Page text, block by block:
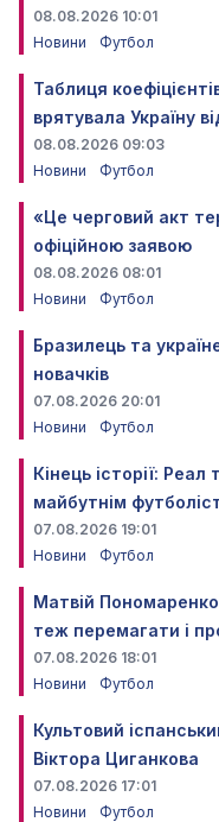
08.08.2026 10:01
Новини
Футбол
Таблиця
врятувала Україну
08.08.2026 09:03
Новини
Футбол
«Це черговий акт
офіційною заявою
08.08.2026 08:01
Новини
Футбол
Бразилець та
новачків
07.08.2026 20:01
Новини
Футбол
Кінець історії: Реал
майбутнім
07.08.2026 19:01
Новини
Футбол
Матвій
теж перемагати і
07.08.2026 18:01
Новини
Футбол
Культовий
Віктора Циганкова
07.08.2026 17:01
Новини
Футбол